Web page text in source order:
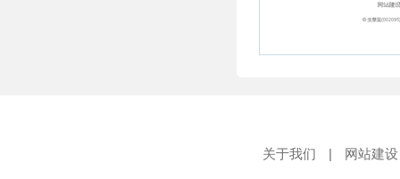
关于我们 | 网站建设